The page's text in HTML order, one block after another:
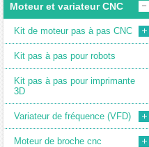
Moteur et variateur CNC
Kit de moteur pas à pas CNC
Kit pas à pas pour robots
Kit pas à pas pour imprimante
3D
Variateur de fréquence (VFD)
Moteur de broche cnc